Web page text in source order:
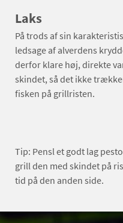
Laks
På trods af sin
ledsage af alverdens
derfor klare høj, direkte
skindet, så det ikke
fisken på grillristen.
Tip: Pensl et godt lag
grill den med skindet på
tid på den anden side.